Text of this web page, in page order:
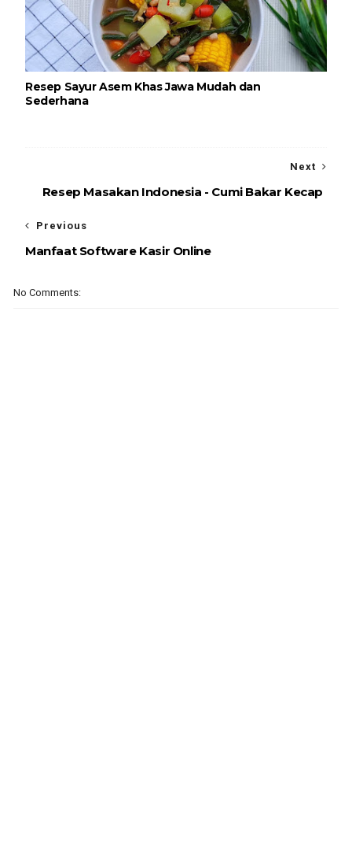
Resep Sayur Asem Khas Jawa Mudah dan
Sederhana
Next
Resep Masakan Indonesia - Cumi Bakar Kecap
Previous
Manfaat Software Kasir Online
No Comments: